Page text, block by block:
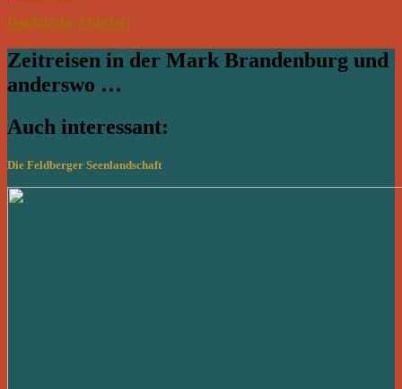
Dorfkirche Ahlsdorf
Zeitreisen in der Mark Brandenburg und
anderswo …
Auch interessant:
Die Feldberger Seenlandschaft